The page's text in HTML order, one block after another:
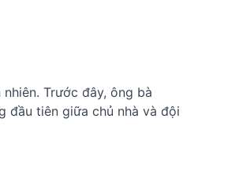
Trước đây, ông bà
đầu tiên giữa chủ nhà và đội